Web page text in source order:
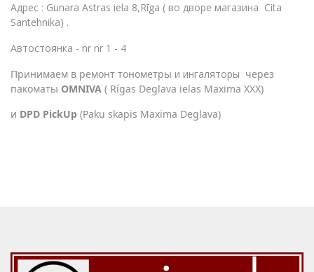
Адрес : Gunara Astras iela 8,Rīga ( во дворе магазина Cita
Santehnika) .
Автостоянка - nr nr 1 - 4
Принимаем в ремонт тонометры и ингаляторы через
пакоматы OMNIVA ( Rígas Deglava ielas Maxima XXX)
и DPD PickUp (Paku skapis Maxima Deglava)